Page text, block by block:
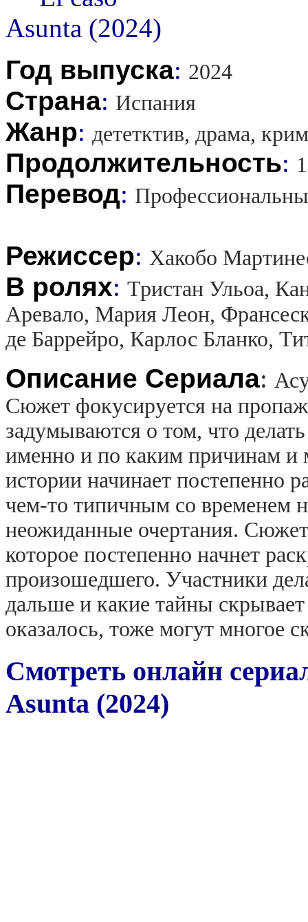
Год выпуска: 2024
Страна: Испания
Жанр: дететктив, драма,
Продолжительность:
Перевод:
Режиссер: Хакобо
В ролях: Тристан Ульоа,
Аревало, Мария Леон,
де Баррейро, Карлос Бланко,
Описание Сериала:
Сюжет фокусируется на
задумываются о том, что
именно и по каким причинам и
истории начинает постепенно
чем-то типичным со временем
неожиданные очертания. Сюжет
которое постепенно начнет
произошедшего. Участники
дальше и какие тайны
оказалось, тоже могут многое
Смотреть онлайн
Asunta (2024)